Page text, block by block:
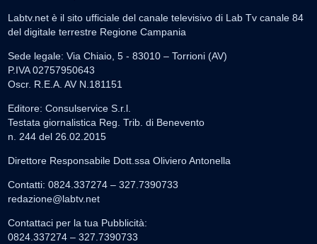
Labtv.net è il sito ufficiale del canale televisivo di Lab Tv canale 84
del digitale terrestre Regione Campania
Sede legale: Via Chiaio, 5 - 83010 – Torrioni (AV)
P.IVA 02757950643
Oscr. R.E.A. AV N.181151
Editore: Consulservice S.r.l.
Testata giornalistica Reg. Trib. di Benevento
n. 244 del 26.02.2015
Direttore Responsabile Dott.ssa Oliviero Antonella
Contatti: 0824.337274 – 327.7390733
redazione@labtv.net
Contattaci per la tua Pubblicità:
0824.337274 – 327.7390733